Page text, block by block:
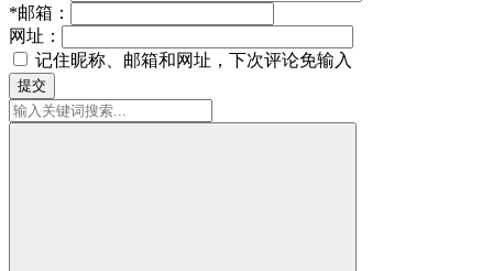
*邮箱：
网址：
记住昵称、邮箱和网址，下次评论免输入
提交